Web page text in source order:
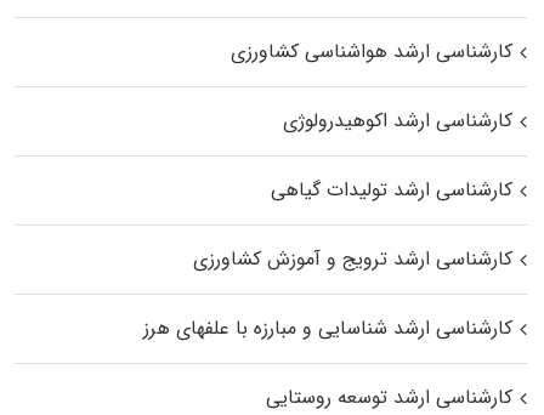
کارشناسی ارشد هواشناسی کشاورزی
کارشناسی ارشد اکوهیدرولوژی
کارشناسی ارشد تولیدات گیاهی
کارشناسی ارشد ترویج و آموزش کشاورزی
کارشناسی ارشد شناسایی و مبارزه با علفهای هرز
کارشناسی ارشد توسعه روستایی